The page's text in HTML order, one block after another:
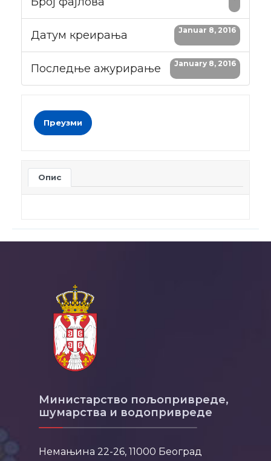
Датум креирања Januar 8, 2016
Последње ажурирање January 8, 2016
Преузми
Опис
Министарство пољопривреде,
шумарства и водопривреде
Немањина 22-26, 11000 Београд